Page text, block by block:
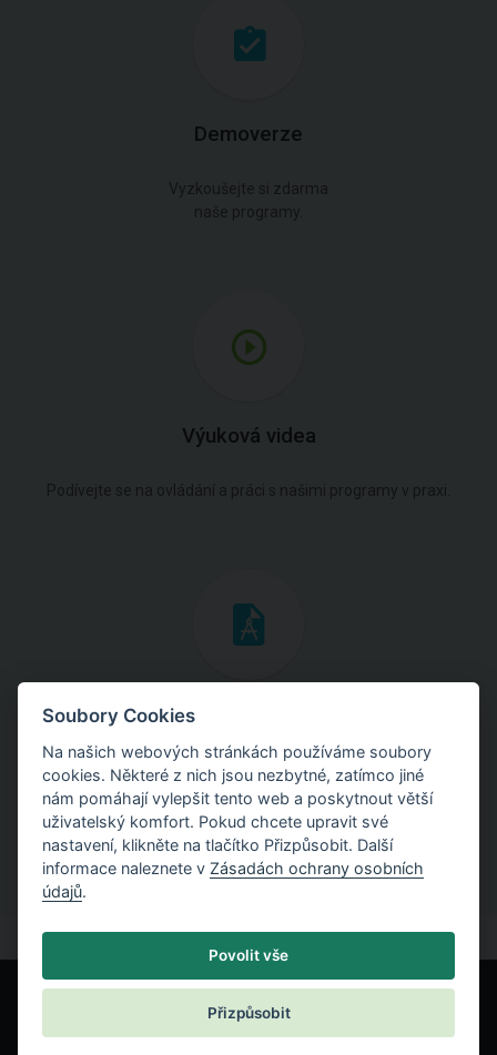
Demoverze
Vyzkoušejte si zdarma
naše programy.
Výuková videa
Podívejte se na ovládání a práci s našimi programy v praxi.
Inženýrské manuály
Stáhněte si manuály s teoretickými i praktickými ukázkami
použití programů.
Soubory Cookies
Na našich webových stránkách používáme soubory
cookies. Některé z nich jsou nezbytné, zatímco jiné
nám pomáhají vylepšit tento web a poskytnout větší
uživatelský komfort. Pokud chcete upravit své
nastavení, klikněte na tlačítko Přizpůsobit. Další
informace naleznete v Zásadách ochrany osobních
údajů.
Povolit vše
Přizpůsobit